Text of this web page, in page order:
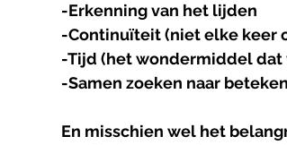
-Erkenning van het lijden
-Continuïteit (niet elke keer
-Tijd (het wondermiddel dat
-Samen zoeken naar
En misschien wel het